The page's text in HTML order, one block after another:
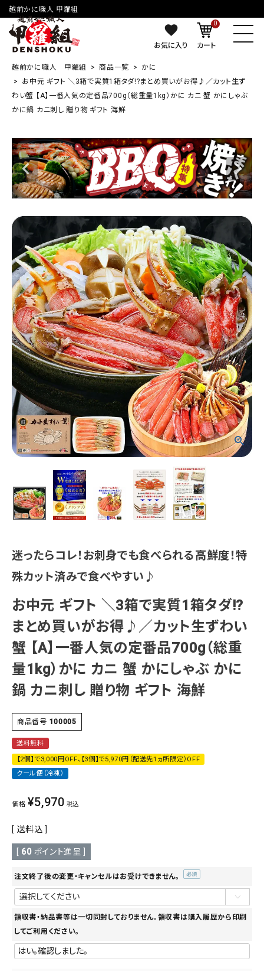
越前かに職人 甲羅組
お気に入り
0
カート
越前かに職人 甲羅組 商品一覧
かに
お中元 ギフト ＼3箱で実質1箱タダ!?まとめ買いがお得♪／カット生ず
わい蟹 【A】一番人気の定番品700g（総重量1kg）かに カニ 蟹 かにしゃぶ
かに鍋 カニ刺し 贈り物 ギフト 海鮮
迷ったらコレ！お刺身でも食べられる高鮮度！特
殊カット済みで食べやすい♪
お中元 ギフト ＼3箱で実質1箱タダ!?
まとめ買いがお得♪／カット生ずわい
蟹 【A】一番人気の定番品700g（総重
量1kg）かに カニ 蟹 かにしゃぶ かに
鍋 カニ刺し 贈り物 ギフト 海鮮
商品番号 100005
送料無料
【2個】で3,000円OFF、【3個】で5,970円（配送先1ヵ所限定）OFF
クール便（冷凍）
価格 ¥5,970 税込
送料込
[ 60 ポイント進呈 ]
注文終了後の変更・キャンセルはお受けできません。
領収書・納品書等は一切同封しておりません。領収書は購入履歴から印刷
してご利用ください。